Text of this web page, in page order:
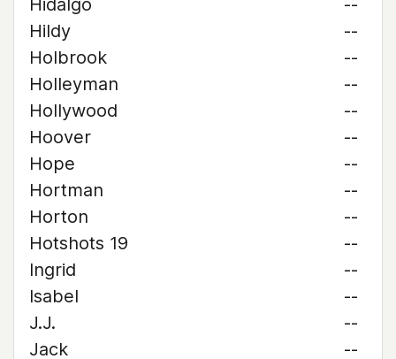
Hidalgo
--
Hildy
--
Holbrook
--
Holleyman
--
Hollywood
--
Hoover
--
Hope
--
Hortman
--
Horton
--
Hotshots 19
--
Ingrid
--
Isabel
--
J.J.
--
Jack
--